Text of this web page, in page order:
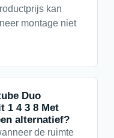
kan
montage niet
Duo
1 4 3 8 Met
alternatief?
de ruimte